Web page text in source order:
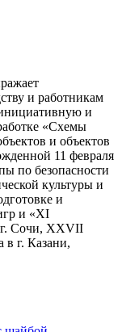
и работникам
и
«Схемы
и объектов
11 февраля
по безопасности
культуры и
и
и «XI
г. Сочи, XXVII
в г. Казани,